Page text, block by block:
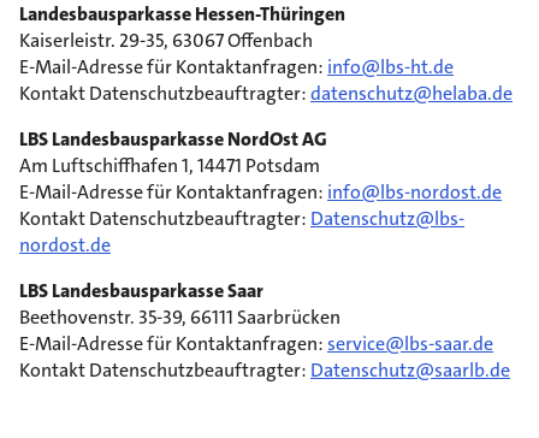
Landesbausparkasse Hessen-Thüringen
Kaiserleistr. 29-35, 63067 Offenbach
E-Mail-Adresse für Kontaktanfragen: info@lbs-ht.de
Kontakt Datenschutzbeauftragter:datenschutz@helaba.de
LBS Landesbausparkasse NordOst AG
Am Luftschiffhafen 1, 14471 Potsdam
E-Mail-Adresse für Kontaktanfragen: info@lbs-nordost.de
Kontakt Datenschutzbeauftragter: Datenschutz@lbs-
nordost.de
LBS Landesbausparkasse Saar
Beethovenstr. 35-39, 66111 Saarbrücken
E-Mail-Adresse für Kontaktanfragen:service@lbs-saar.de
Kontakt Datenschutzbeauftragter: Datenschutz@saarlb.de